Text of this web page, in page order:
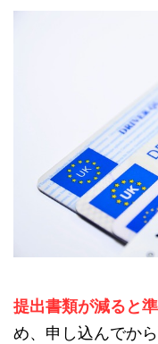
提出書類が減ると
め、申し込んでか